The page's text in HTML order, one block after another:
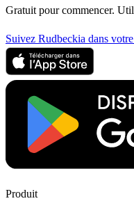
Gratuit pour commencer.
Suivez Rudbeckia dans
Produit